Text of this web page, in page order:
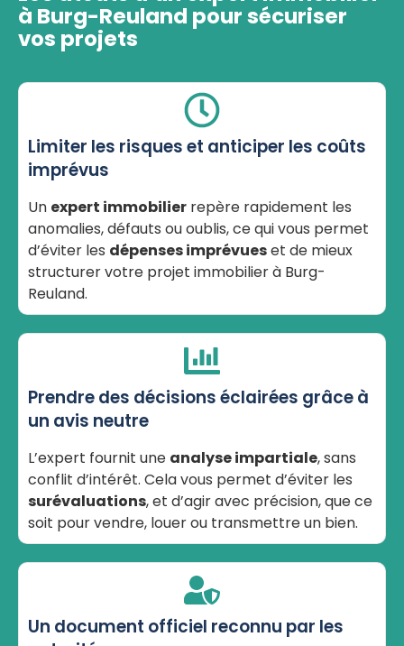
à Burg-Reuland pour sécuriser
vos projets
Limiter les risques et anticiper les coûts
imprévus
Un expert immobilier repère rapidement les
anomalies, défauts ou oublis, ce qui vous permet
d’éviter les dépenses imprévueset de mieux
structurer votre projet immobilier à Burg-
Reuland.
Prendre des décisions éclairées grâce à
un avis neutre
L’expert fournit une analyse impartiale, sans
conflit d’intérêt. Cela vous permet d’éviter les
surévaluations, et d’agir avec précision, que ce
soit pour vendre, louer ou transmettre un bien.
Un document officiel reconnu par les